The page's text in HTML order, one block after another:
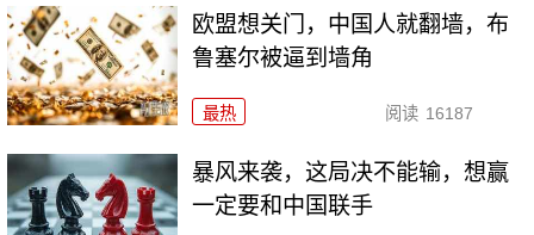
欧盟想关门，中国人就翻墙，布
鲁塞尔被逼到墙角
最热 阅读 16187
暴风来袭，这局决不能输，想赢
一定要和中国联手